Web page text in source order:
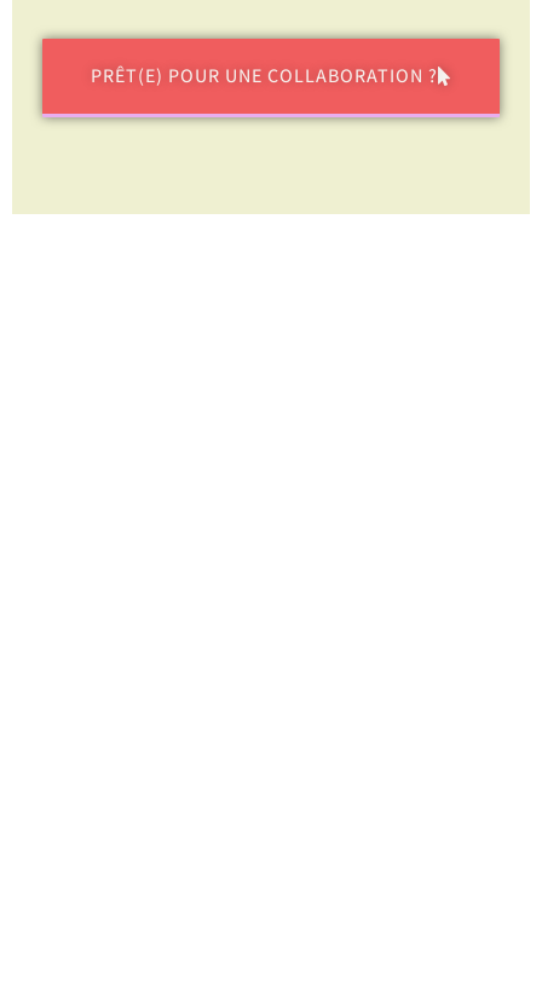
PRÊT(E) POUR UNE COLLABORATION ?